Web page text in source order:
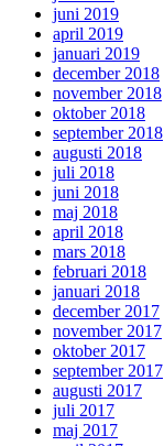
juni 2019
april 2019
januari 2019
december 2018
november 2018
oktober 2018
september 2018
augusti 2018
juli 2018
juni 2018
maj 2018
april 2018
mars 2018
februari 2018
januari 2018
december 2017
november 2017
oktober 2017
september 2017
augusti 2017
juli 2017
maj 2017